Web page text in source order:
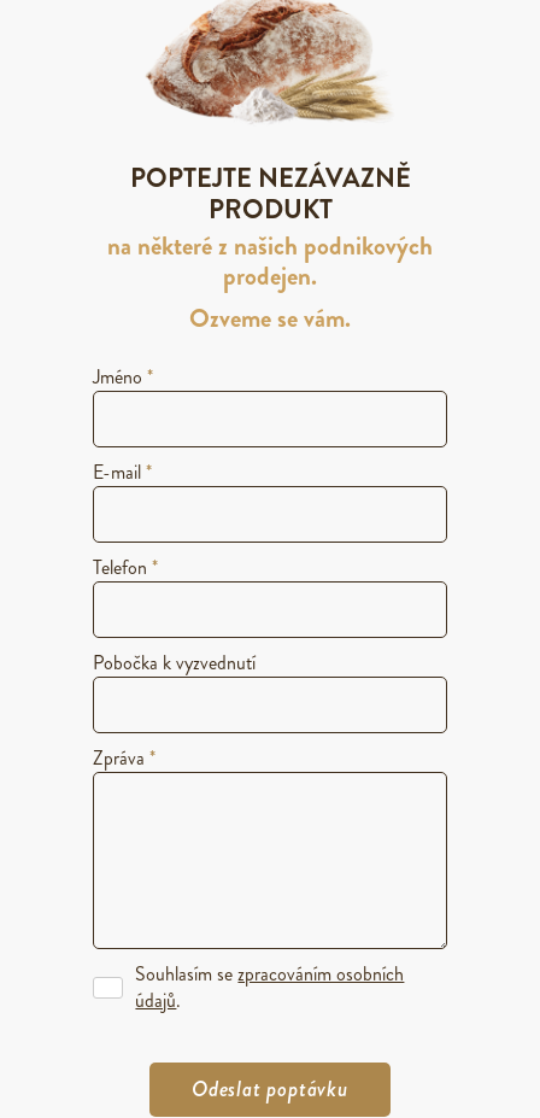
POPTEJTE NEZÁVAZNĚ
PRODUKT
na některé z našich podnikových
prodejen.
Ozveme se vám.
Jméno *
E-mail*
Telefon *
Pobočka k vyzvednutí
Zpráva *
Souhlasím sezpracováním osobních
údajů.